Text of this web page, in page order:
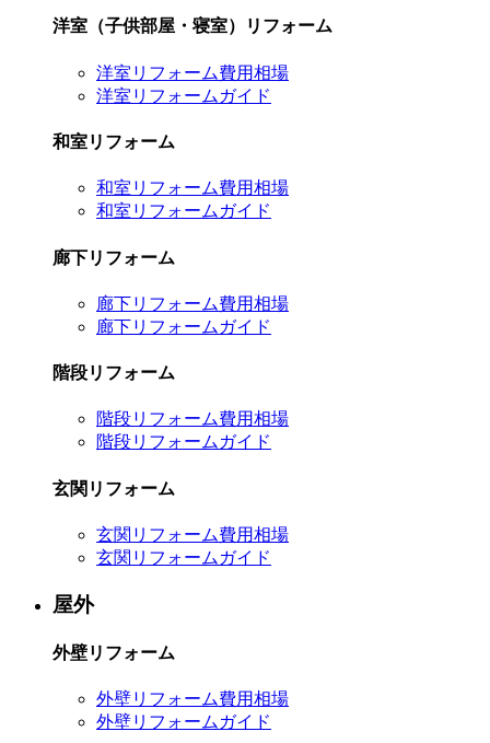
洋室（子供部屋・寝室）リフォーム
洋室リフォーム費用相場
洋室リフォームガイド
和室リフォーム
和室リフォーム費用相場
和室リフォームガイド
廊下リフォーム
廊下リフォーム費用相場
廊下リフォームガイド
階段リフォーム
階段リフォーム費用相場
階段リフォームガイド
玄関リフォーム
玄関リフォーム費用相場
玄関リフォームガイド
屋外
外壁リフォーム
外壁リフォーム費用相場
外壁リフォームガイド